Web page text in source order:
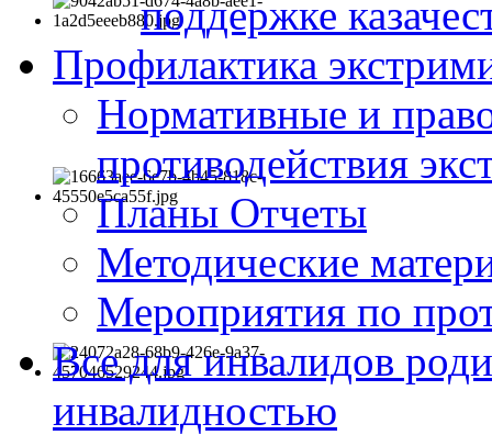
поддержке
Профилактика
Нормативные и
противодействия
Планы Отчеты
Методические
Мероприятия по
Все для инвалидов
инвалидностью